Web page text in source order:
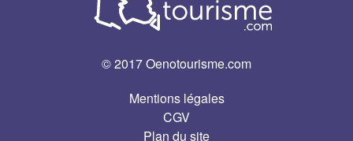
© 2017 Oenotourisme.com
Mentions légales
CGV
Plan du site